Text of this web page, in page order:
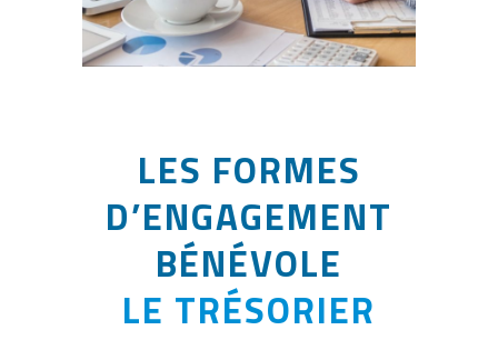
LES FORMES
D’ENGAGEMENT
BÉNÉVOLE
LE TRÉSORIER